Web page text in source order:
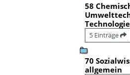
58
5 Einträge
70
allgemein